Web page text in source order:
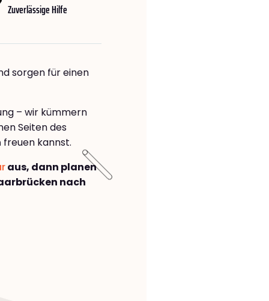
Zuverlässige Hilfe
sorgen für einen
– wir kümmern
Seiten des
freuen kannst.
aus, dann planen
nach